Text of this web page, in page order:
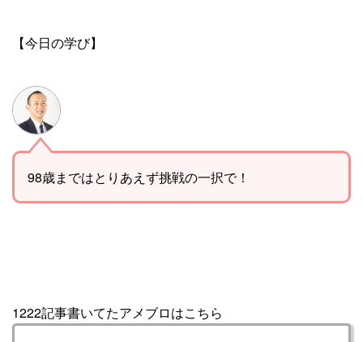
【今日の学び】
98歳まではとりあえず挑戦の一択で！
1222記事書いてたアメブロはこちら